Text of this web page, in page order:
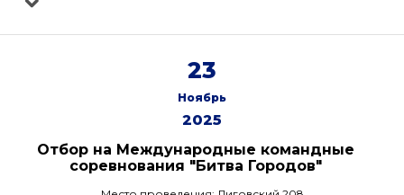
23
Ноябрь
2025
Отбор на Международные командные
соревнования "Битва Городов"